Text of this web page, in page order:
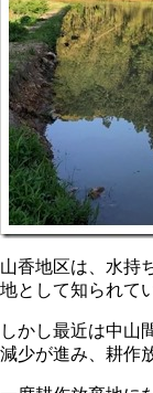
山香地区は、水持
地として知られて
しかし最近は中山
減少が進み、耕作